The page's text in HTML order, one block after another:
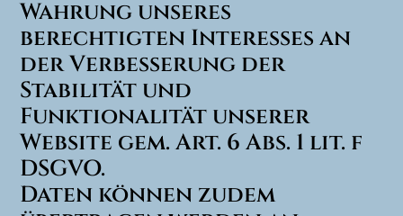
Wahrung unseres
berechtigten Interesses an
der Verbesserung der
Stabilität und
Funktionalität unserer
Website gem. Art. 6 Abs. 1 lit. f
DSGVO.
Daten können zudem